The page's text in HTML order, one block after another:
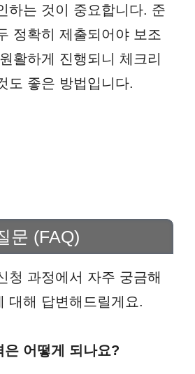
하는 것이 중요합니다. 준
정확히 제출되어야 보조
활하게 진행되니 체크리
도 좋은 방법입니다.
문 (FAQ)
청 과정에서 자주 궁금해
대해 답변해드릴게요.
은 어떻게 되나요?